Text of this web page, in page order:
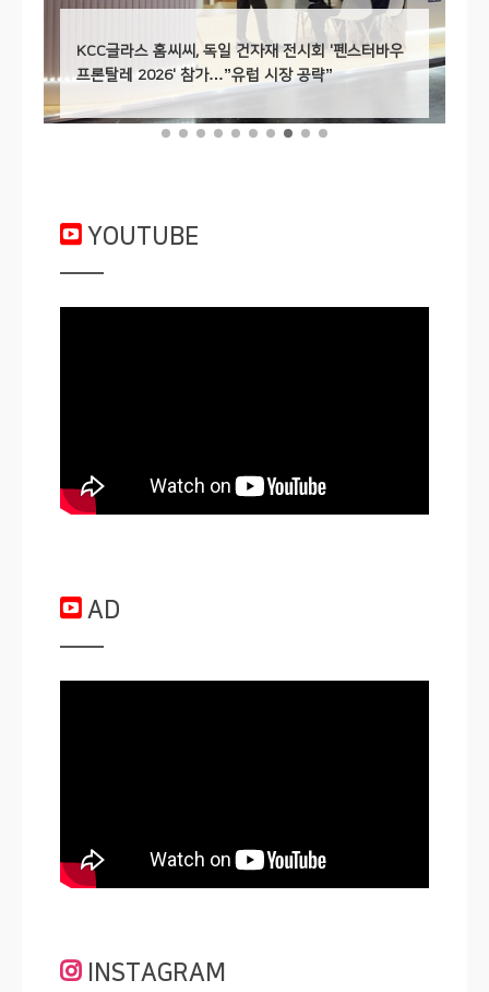
“대형 타일 감성에 마루 온기”…KCC글라스 홈씨씨,
대형 정사각 강마루 ‘숲 강마루 스톤 스퀘어’ 선봬
YOUTUBE
AD
INSTAGRAM